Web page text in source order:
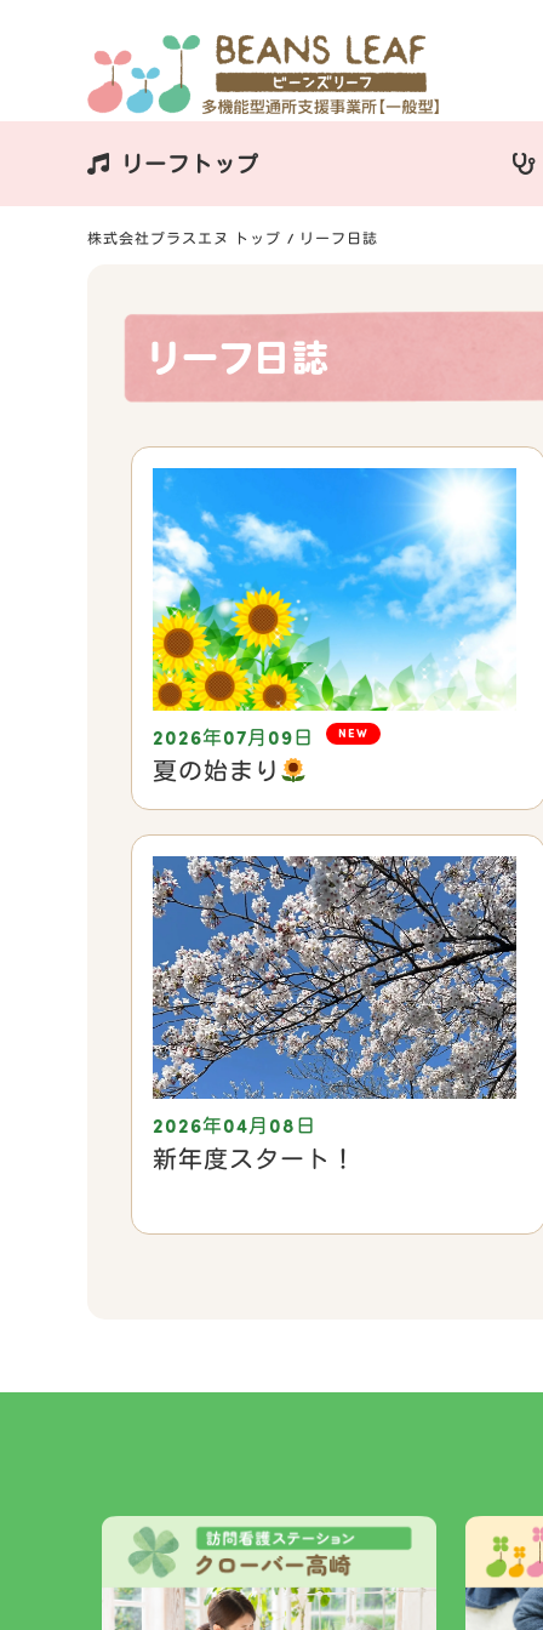
リーフトップ
株式会社プラスエヌ トップ リーフ日誌
リーフ日誌
2026年07月09日 NEW
夏の始まり
2026年04月08日
新年度スタート！